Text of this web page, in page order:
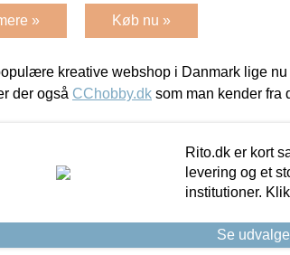
» Køb nu »
kreative webshop i Danmark lige nu
der også CChobby.dk som man kender fra
Rito.dk er kort
levering og et
institutioner.
Se